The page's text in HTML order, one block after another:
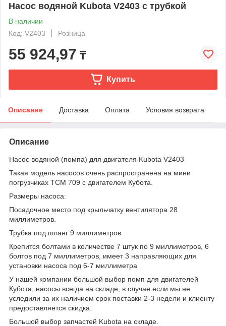
Насос водяной Kubota V2403 с трубкой
В наличии
Код: V2403
Розница
55 924,97 ₸
Купить
Описание Доставка Оплата Условия возврата
Описание
Насос водяной (помпа) для двигателя Kubota V2403
Такая модель насосов очень распространена на мини
погрузчиках TCM 709 с двигателем Кубота.
Размеры насоса:
Посадочное место под крыльчатку вентилятора 28
миллиметров.
Трубка под шланг 9 миллиметров
Крепится болтами в количестве 7 штук по 9 миллиметров, 6
болтов под 7 миллиметров, имеет 3 направляющих для
установки насоса под 6-7 миллиметра
У нашей компании большой выбор помп для двигателей
Кубота, насосы всегда на складе, в случае если мы не
уследили за их наличием срок поставки 2-3 недели и клиенту
предоставляется скидка.
Большой выбор запчастей Kubota на складе.